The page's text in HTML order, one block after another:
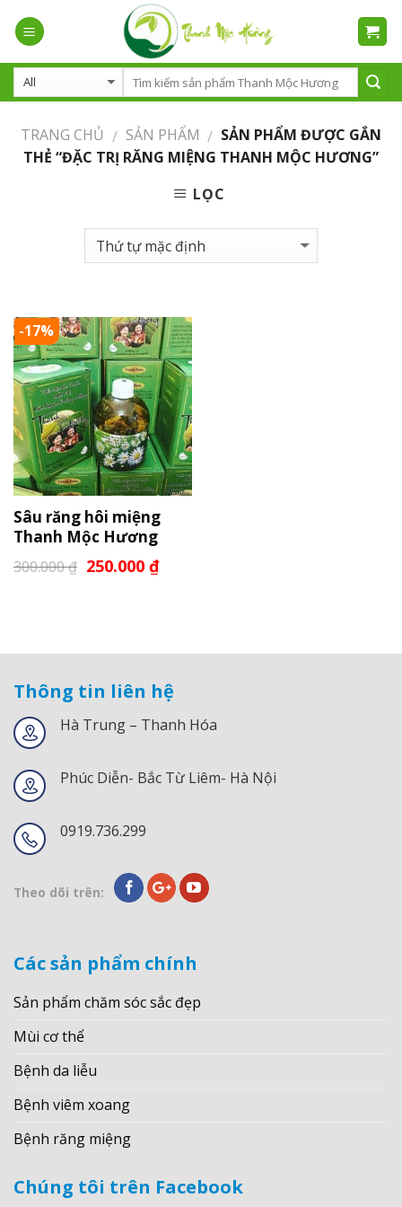
TRANG CHỦ / SẢN PHẨM / SẢN PHẨM ĐƯỢC GẮN
THẺ “ĐẶC TRỊ RĂNG MIỆNG THANH MỘC HƯƠNG”
LỌC
-17%
Sâu răng hôi miệng
Thanh Mộc Hương
300.000₫ 250.000 ₫
Thông tin liên hệ
Hà Trung – Thanh Hóa
Phúc Diễn- Bắc Từ Liêm- Hà Nội
0919.736.299
Theo dõi trên:
Các sản phẩm chính
Sản phẩm chăm sóc sắc đẹp
Mùi cơ thể
Bệnh da liễu
Bệnh viêm xoang
Bệnh răng miệng
Chúng tôi trên Facebook